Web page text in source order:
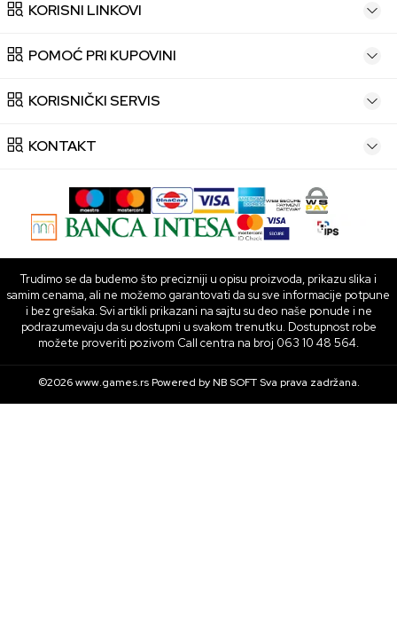
KORISNI LINKOVI
POMOĆ PRI KUPOVINI
KORISNIČKI SERVIS
KONTAKT
Trudimo se da budemo što precizniji u opisu proizvoda, prikazu slika i
samim cenama, ali ne možemo garantovati da su sve informacije potpune
i bez grešaka. Svi artikli prikazani na sajtu su deo naše ponude i ne
podrazumevaju da su dostupni u svakom trenutku. Dostupnost robe
možete proveriti pozivom Call centra na broj 063 10 48 564.
©2026www.games.rs Powered byNB SOFTSva prava zadržana.